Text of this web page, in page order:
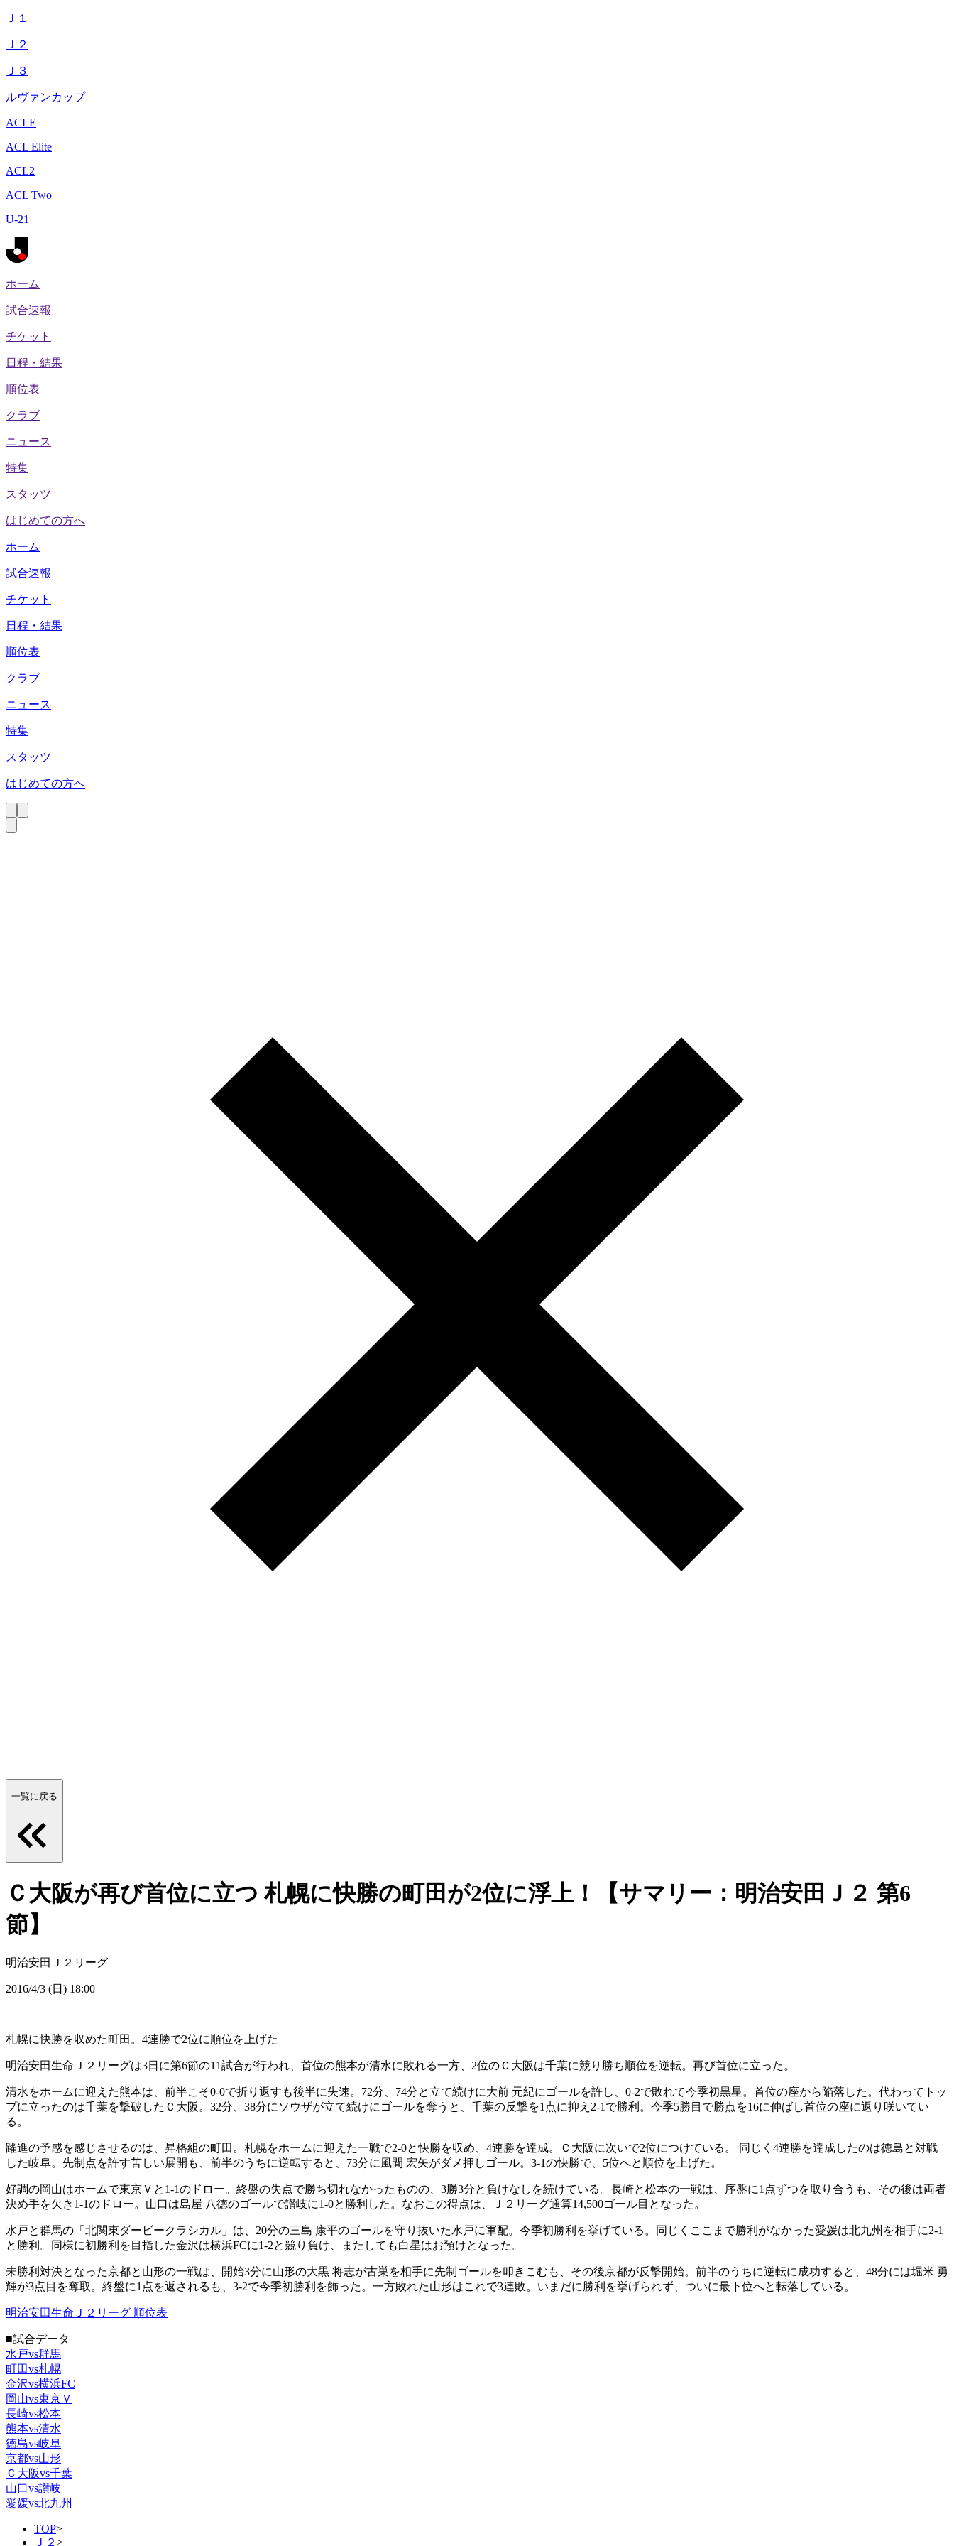
Ｊ１
Ｊ２
Ｊ３
ルヴァンカップ
ACLE
ACL Elite
ACL2
ACL Two
U-21
ホーム
試合速報
チケット
日程・結果
順位表
クラブ
ニュース
特集
スタッツ
はじめての方へ
ホーム
試合速報
チケット
日程・結果
順位表
クラブ
ニュース
特集
スタッツ
はじめての方へ
一覧に戻る
Ｃ大阪が再び首位に立つ 札幌に快勝の町田が2位に浮上！【サマリー：明治安田Ｊ２ 第6
節】
明治安田Ｊ２リーグ
2016/4/3 (日) 18:00
札幌に快勝を収めた町田。4連勝で2位に順位を上げた
明治安田生命Ｊ２リーグは3日に第6節の11試合が行われ、首位の熊本が清水に敗れる一方、2位のＣ大阪は千葉に競り勝ち順位を逆転。再び首位に立った。
清水をホームに迎えた熊本は、前半こそ0-0で折り返すも後半に失速。72分、74分と立て続けに大前 元紀にゴールを許し、0-2で敗れて今季初黒星。首位の座から陥落した。代わってトッ
プに立ったのは千葉を撃破したＣ大阪。32分、38分にソウザが立て続けにゴールを奪うと、千葉の反撃を1点に抑え2-1で勝利。今季5勝目で勝点を16に伸ばし首位の座に返り咲いてい
る。
躍進の予感を感じさせるのは、昇格組の町田。札幌をホームに迎えた一戦で2-0と快勝を収め、4連勝を達成。Ｃ大阪に次いで2位につけている。 同じく4連勝を達成したのは徳島と対戦
した岐阜。先制点を許す苦しい展開も、前半のうちに逆転すると、73分に風間 宏矢がダメ押しゴール。3-1の快勝で、5位へと順位を上げた。
好調の岡山はホームで東京Ｖと1-1のドロー。終盤の失点で勝ち切れなかったものの、3勝3分と負けなしを続けている。長崎と松本の一戦は、序盤に1点ずつを取り合うも、その後は両者
決め手を欠き1-1のドロー。山口は島屋 八徳のゴールで讃岐に1-0と勝利した。なおこの得点は、Ｊ２リーグ通算14,500ゴール目となった。
水戸と群馬の「北関東ダービークラシカル」は、20分の三島 康平のゴールを守り抜いた水戸に軍配。今季初勝利を挙げている。同じくここまで勝利がなかった愛媛は北九州を相手に2-1
と勝利。同様に初勝利を目指した金沢は横浜FCに1-2と競り負け、またしても白星はお預けとなった。
未勝利対決となった京都と山形の一戦は、開始3分に山形の大黒 将志が古巣を相手に先制ゴールを叩きこむも、その後京都が反撃開始。前半のうちに逆転に成功すると、48分には堀米 勇
輝が3点目を奪取。終盤に1点を返されるも、3-2で今季初勝利を飾った。一方敗れた山形はこれで3連敗。いまだに勝利を挙げられず、ついに最下位へと転落している。
明治安田生命Ｊ２リーグ 順位表
■試合データ
水戸vs群馬
町田vs札幌
金沢vs横浜FC
岡山vs東京Ｖ
長崎vs松本
熊本vs清水
徳島vs岐阜
京都vs山形
Ｃ大阪vs千葉
山口vs讃岐
愛媛vs北九州
TOP>
Ｊ２ >